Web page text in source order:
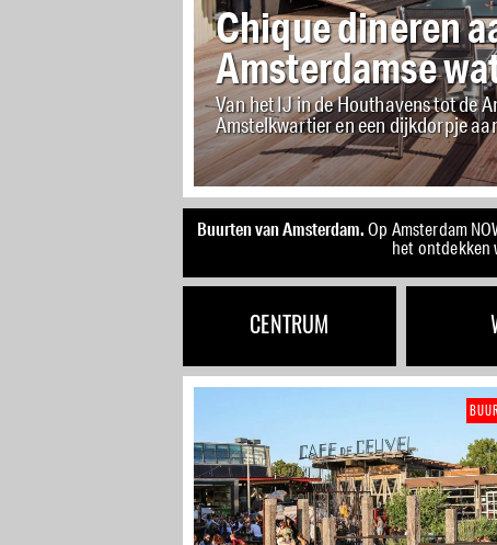
De beste
De Baarsjes
Van het Mercatorplein tot het
drinken in Amsterdam-West
Buurten van Amsterdam.Op Amsterdam
het ontdekken
CENTRUM